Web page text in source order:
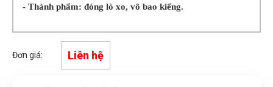
- Thành phẩm: đóng lò xo, vô bao kiếng.
Đơn giá: Liên hệ